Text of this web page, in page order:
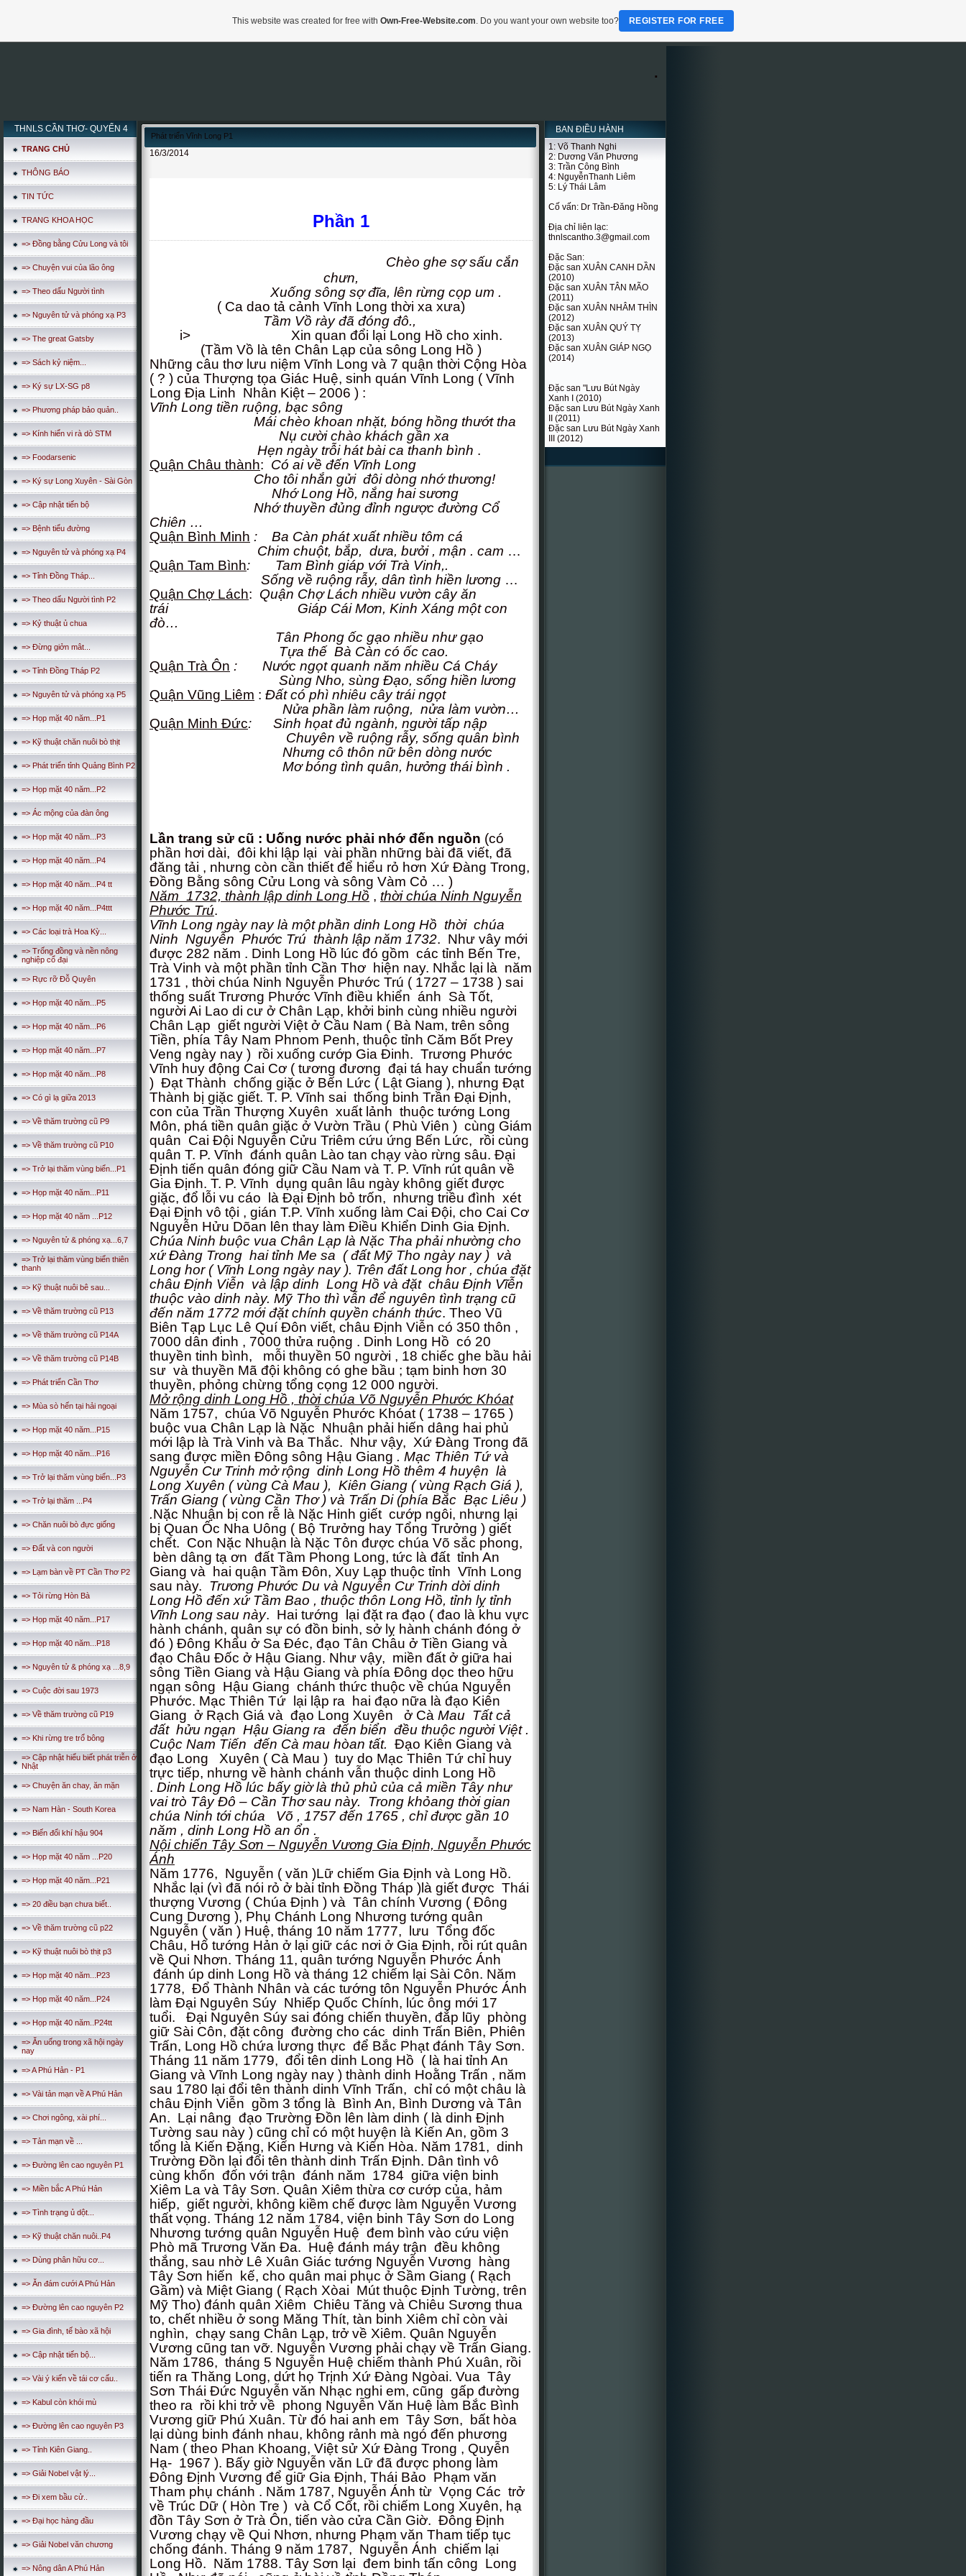
.
THNLS CẦN THƠ- QUYỂN 4
TRANG CHỦ
THÔNG BÁO
TIN TỨC
TRANG KHOA HỌC
=> Đồng bằng Cửu Long và tôi
=> Chuyện vui của lão ông
=> Theo dấu Người tình
=> Nguyên tử và phóng xạ P3
=> The great Gatsby
=> Sách kỷ niệm...
=> Ký sự LX-SG p8
=> Phương pháp bảo quản..
=> Kính hiển vi rà dò STM
=> Foodarsenic
=> Ký sự Long Xuyên - Sài Gòn
=> Cập nhật tiến bộ
=> Bệnh tiểu đường
=> Nguyên tử và phóng xạ P4
=> Tỉnh Đồng Tháp...
=> Theo dấu Người tình P2
=> Kỷ thuật ủ chua
=> Đừng giởn mât...
=> Tỉnh Đồng Tháp P2
=> Nguyên tử và phóng xạ P5
=> Họp mặt 40 năm...P1
=> Kỹ thuật chăn nuôi bò thịt
=> Phát triển tỉnh Quảng Bình P2
=> Họp mặt 40 năm...P2
=> Ác mộng của đàn ông
=> Họp mặt 40 năm...P3
=> Họp mặt 40 năm...P4
=> Họp mặt 40 năm...P4 tt
=> Họp mặt 40 năm...P4ttt
=> Các loại trà Hoa Kỳ...
=> Trống đồng và nền nông
nghiệp cổ đại
=> Rực rỡ Đỗ Quyên
=> Họp mặt 40 năm...P5
=> Họp mặt 40 năm...P6
=> Họp mặt 40 năm...P7
=> Họp mặt 40 năm...P8
=> Có gì lạ giữa 2013
=> Về thăm trường cũ P9
=> Về thăm trường cũ P10
=> Trở lại thăm vùng biển...P1
=> Họp mặt 40 năm...P11
=> Họp mặt 40 năm ...P12
=> Nguyên tử & phóng xạ...6,7
=> Trở lại thăm vùng biển thiên
thanh
=> Kỹ thuật nuôi bê sau...
=> Về thăm trường cũ P13
=> Về thăm trường cũ P14A
=> Về thăm trường cũ P14B
=> Phát triển Cần Thơ
=> Mùa sò hến tại hải ngoại
=> Họp mặt 40 năm...P15
=> Họp mặt 40 năm...P16
=> Trở lại thăm vùng biển...P3
=> Trở lại thăm ...P4
=> Chăn nuôi bò đực giống
=> Đất và con người
=> Lạm bàn về PT Cần Thơ P2
=> Tỏi rừng Hòn Bà
=> Họp mặt 40 năm...P17
=> Họp mặt 40 năm...P18
=> Nguyên tử & phóng xạ ...8,9
=> Cuộc đời sau 1973
=> Về thăm trường cũ P19
=> Khi rừng tre trổ bông
=> Cập nhật hiểu biết phát triễn ở
Nhật
=> Chuyện ăn chay, ăn mặn
=> Nam Hàn - South Korea
=> Biến đổi khí hậu 904
=> Họp mặt 40 năm ...P20
=> Họp mặt 40 năm...P21
=> 20 điều bạn chưa biết..
=> Về thăm trường cũ p22
=> Kỹ thuật nuôi bò thịt p3
=> Họp mặt 40 năm...P23
=> Họp mặt 40 năm...P24
=> Họp mặt 40 năm..P24tt
=> Ăn uống trong xã hội ngày
nay
=> A Phú Hản - P1
=> Vài tản mạn về A Phú Hản
=> Chơi ngông, xài phí...
=> Tản mạn về ...
=> Đường lên cao nguyên P1
=> Miền bắc A Phú Hản
=> Tình trạng ủ dột...
=> Kỹ thuật chăn nuôi..P4
=> Dùng phân hữu cơ...
=> Ăn đám cưới A Phú Hản
=> Đường lên cao nguyên P2
=> Gia đình, tế bào xã hội
=> Cập nhật tiến bộ...
=> Vài ý kiến về tái cơ cấu..
=> Kabul còn khói mù
=> Đường lên cao nguyên P3
=> Tỉnh Kiên Giang..
=> Giải Nobel vật lý...
=> Đi xem bầu cử..
=> Đại học hàng đầu
=> Giải Nobel văn chương
=> Nông dân A Phú Hản
Phát triển Vĩnh Long P1
16/3/2014
Phần 1
Chèo ghe sợ sấu cắn
chưn,
Xuống sông sợ đĩa, lên rừng cọp um .
( Ca dao tả cảnh Vĩnh Long thời xa xưa)
Tầm Vồ rày đã đóng đô.,
i> Xin quan đổi lại Long Hồ cho xinh.
(Tầm Vồ là tên Chân Lạp của sông Long Hồ )
Những câu thơ lưu niệm Vĩnh Long và 7 quận thời Cộng Hòa
( ? ) của Thượng tọa Giác Huệ, sinh quán Vĩnh Long ( Vĩnh
Long Địa Linh Nhân Kiệt – 2006 ) :
Vĩnh Long tiền ruộng, bạc sông
Mái chèo khoan nhặt, bóng hồng thướt tha
Nụ cười chào khách gần xa
Hẹn ngày trỗi hát bài ca thanh bình .
Quận Châu thành: Có ai về đến Vĩnh Long
Cho tôi nhắn gửi đôi dòng nhớ thương!
Nhớ Long Hồ, nắng hai sương
Nhớ thuyền đủng đỉnh ngược đường Cổ
Chiên …
Quận Bình Minh : Ba Càn phát xuất nhiều tôm cá
Chim chuột, bắp, dưa, bưởi , mận . cam …
Quận Tam Bình: Tam Bình giáp với Trà Vinh,.
Sống về ruộng rẫy, dân tình hiền lương …
Quận Chợ Lách: Quận Chợ Lách nhiều vườn cây ăn
trái Giáp Cái Mơn, Kinh Xáng một con
đò…
Tân Phong ốc gạo nhiều như gạo
Tựa thế Bà Càn có ốc cao.
Quận Trà Ôn : Nước ngọt quanh năm nhiều Cá Cháy
Sùng Nho, sùng Đạo, sống hiền lương
Quận Vũng Liêm : Đất có phì nhiêu cây trái ngọt
Nửa phần làm ruộng, nửa làm vườn…
Quận Minh Đức: Sinh họat đủ ngành, người tấp nập
Chuyên về ruộng rẫy, sống quân bình
Nhưng cô thôn nữ bên dòng nước
Mơ bóng tình quân, hưởng thái bình .
Lần trang sử cũ : Uống nước phải nhớ đến nguồn (có
phần hơi dài, đôi khi lập lại vài phần những bài đã viết, đã
đăng tải , nhưng còn cần thiết để hiểu rỏ hơn Xứ Đàng Trong,
Đồng Bằng sông Cửu Long và sông Vàm Cỏ … )
Năm 1732, thành lập dinh Long Hồ , thời chúa Ninh Nguyễn
Phước Trú.
Vĩnh Long ngày nay là một phần dinh Long Hồ thời chúa
Ninh Nguyễn Phước Trú thành lập năm 1732. Như vây mới
được 282 năm . Dinh Long Hồ lúc đó gồm các tỉnh Bến Tre,
Trà Vinh và một phần tỉnh Cần Thơ hiện nay. Nhắc lại là năm
1731 , thời chúa Ninh Nguyễn Phước Trú ( 1727 – 1738 ) sai
thống suất Trương Phước Vĩnh điều khiển ánh Sà Tốt,
người Ai Lao di cư ở Chân Lạp, khởi binh cùng nhiều người
Chân Lạp giết người Việt ở Cầu Nam ( Bà Nam, trên sông
Tiền, phía Tây Nam Phnom Penh, thuộc tỉnh Căm Bốt Prey
Veng ngày nay ) rồi xuống cướp Gia Đinh. Trương Phước
Vĩnh huy động Cai Cơ ( tương đương đại tá hay chuẩn tướng
) Đạt Thành chống giặc ở Bến Lức ( Lật Giang ), nhưng Đạt
Thành bị giặc giết. T. P. Vĩnh sai thống binh Trần Đại Định,
con của Trần Thượng Xuyên xuất lảnh thuộc tướng Long
Môn, phá tiền quân giặc ở Vườn Trầu ( Phù Viên ) cùng Giám
quân Cai Đội Nguyễn Cửu Triêm cứu ứng Bến Lức, rồi cùng
quân T. P. Vĩnh đánh quân Lào tan chạy vào rừng sâu. Đại
Định tiến quân đóng giữ Cầu Nam và T. P. Vĩnh rút quân về
Gia Định. T. P. Vĩnh dụng quân lâu ngày không giết được
giặc, đổ lỗi vu cáo là Đại Định bỏ trốn, nhưng triều đình xét
Đại Định vô tội , gián T.P. Vĩnh xuống làm Cai Đội, cho Cai Cơ
Nguyễn Hửu Dõan lên thay làm Điều Khiển Dinh Gia Định.
Chúa Ninh buộc vua Chân Lạp là Nặc Tha phải nhường cho
xứ Đàng Trong hai tỉnh Me sa ( đất Mỹ Tho ngày nay ) và
Long hor ( Vĩnh Long ngày nay ). Trên đất Long hor , chúa đặt
châu Định Viễn và lập dinh Long Hồ và đặt châu Định Vĩễn
thuộc vào dinh này. Mỹ Tho thì vẫn để nguyên tình trạng cũ
đến năm 1772 mới đặt chính quyền chánh thức. Theo Vũ
Biên Tạp Lục Lê Quí Đôn viết, châu Định Viễn có 350 thôn ,
7000 dân đinh , 7000 thửa ruộng . Dinh Long Hồ có 20
thuyền tinh bình, mỗi thuyền 50 người , 18 chiếc ghe bầu hải
sư và thuyền Mã đội không có ghe bầu ; tạm binh hơn 30
thuyền, phỏng chừng tổng cọng 12 000 người.
Mở rộng dinh Long Hồ , thời chúa Võ Nguyễn Phước Khóat
Năm 1757, chúa Võ Nguyễn Phước Khóat ( 1738 – 1765 )
buộc vua Chân Lạp là Nặc Nhuận phải hiến dâng hai phủ
mới lập là Trà Vinh và Ba Thắc. Như vậy, Xứ Đàng Trong đã
sang được miền Đông sông Hậu Giang . Mạc Thiên Tứ và
Nguyễn Cư Trinh mở rộng dinh Long Hồ thêm 4 huyện là
Long Xuyên ( vùng Cà Mau ), Kiên Giang ( vùng Rạch Giá ),
Trấn Giang ( vùng Cần Thơ ) và Trấn Di (phía Bắc Bạc Liêu )
.Nặc Nhuận bị con rễ là Nặc Hinh giết cướp ngôi, nhưng lại
bị Quan Ốc Nha Uông ( Bộ Trưởng hay Tổng Trưởng ) giết
chết. Con Nặc Nhuận là Nặc Tôn được chúa Võ sắc phong,
bèn dâng tạ ơn đất Tầm Phong Long, tức là đất tỉnh An
Giang và hai quận Tầm Đôn, Xuy Lạp thuộc tỉnh Vĩnh Long
sau này. Trương Phước Du và Nguyễn Cư Trinh dời dinh
Long Hồ đến xứ Tầm Bao , thuộc thôn Long Hồ, tỉnh lỵ tỉnh
Vĩnh Long sau này. Hai tướng lại đặt ra đạo ( đao là khu vực
hành chánh, quân sự có đồn binh, sở lỵ hành chánh đóng ở
đó ) Đông Khẩu ở Sa Đéc, đạo Tân Châu ở Tiền Giang và
đạo Châu Đốc ở Hậu Giang. Như vậy, miền đất ở giữa hai
sông Tiền Giang và Hậu Giang và phía Đông dọc theo hữu
ngạn sông Hậu Giang chánh thức thuộc về chúa Nguyễn
Phước. Mạc Thiên Tứ lại lập ra hai đạo nữa là đạo Kiên
Giang ở Rạch Giá và đạo Long Xuyên ở Cà Mau Tất cả
đất hửu ngạn Hậu Giang ra đến biển đều thuộc người Việt .
Cuộc Nam Tiến đến Cà mau hòan tất. Đạo Kiên Giang và
đạo Long Xuyên ( Cà Mau ) tuy do Mạc Thiên Tứ chỉ huy
trực tiếp, nhưng về hành chánh vẫn thuộc dinh Long Hồ
. Dinh Long Hồ lúc bấy giờ là thủ phủ của cả miền Tây như
vai trò Tây Đô – Cần Thơ sau này. Trong khỏang thời gian
chúa Ninh tới chúa Võ , 1757 đến 1765 , chỉ được gần 10
năm , dinh Long Hồ an ổn .
Nội chiến Tây Sơn – Nguyễn Vương Gia Định, Nguyễn Phước
Ánh
Năm 1776, Nguyễn ( văn )Lữ chiếm Gia Định và Long Hồ.
Nhắc lại (vì đã nói rỏ ở bài tỉnh Đồng Tháp )là giết được Thái
thượng Vương ( Chúa Định ) và Tân chính Vương ( Đông
Cung Dương ), Phụ Chánh Long Nhương tướng quân
Nguyễn ( văn ) Huệ, tháng 10 năm 1777, lưu Tổng đốc
Châu, Hổ tướng Hản ở lại giữ các nơi ở Gia Định, rồi rút quân
về Qui Nhơn. Tháng 11, quân tướng Nguyễn Phước Ánh
đánh úp dinh Long Hồ và tháng 12 chiếm lại Sài Côn. Năm
1778, Đổ Thành Nhân và các tướng tôn Nguyễn Phước Ánh
làm Đại Nguyên Súy Nhiếp Quốc Chính, lúc ông mới 17
tuổi. Đại Nguyên Súy sai đóng chiến thuyền, đắp lũy phòng
giữ Sài Côn, đặt công đường cho các dinh Trấn Biên, Phiên
Trấn, Long Hồ chứa lương thực để Bắc Phạt đánh Tây Sơn.
Tháng 11 năm 1779, đổi tên dinh Long Hồ ( là hai tỉnh An
Giang và Vĩnh Long ngày nay ) thành dinh Hoằng Trấn , năm
sau 1780 lại đổi tên thành dinh Vĩnh Trấn, chỉ có một châu là
châu Định Viễn gồm 3 tổng là Bình An, Bình Dương và Tân
An. Lại nâng đạo Trường Đồn lên làm dinh ( là dinh Định
Tường sau này ) cũng chỉ có một huyện là Kiến An, gồm 3
tổng là Kiến Đặng, Kiến Hưng và Kiến Hòa. Năm 1781, dinh
Trường Đồn lại đổi tên thành dinh Trấn Định. Dân tình vô
cùng khốn đốn với trận đánh năm 1784 giữa viện binh
Xiêm La và Tây Sơn. Quân Xiêm thừa cơ cướp của, hảm
hiếp, giết người, không kiềm chế được làm Nguyễn Vương
thất vọng. Tháng 12 năm 1784, viện binh Tây Sơn do Long
Nhương tướng quân Nguyễn Huệ đem bình vào cứu viện
Phò mã Trương Văn Đa. Huệ đánh máy trận đều không
thắng, sau nhờ Lê Xuân Giác tướng Nguyễn Vương hàng
Tây Sơn hiến kế, cho quân mai phục ở Sầm Giang ( Rạch
Gầm) và Miệt Giang ( Rạch Xòai Mút thuộc Định Tường, trên
Mỹ Tho) đánh quân Xiêm Chiêu Tăng và Chiêu Sương thua
to, chết nhiều ở song Măng Thít, tàn binh Xiêm chỉ còn vài
nghìn, chạy sang Chân Lạp, trở về Xiêm. Quân Nguyễn
Vương cũng tan vỡ. Nguyễn Vương phải chạy về Trấn Giang.
Năm 1786, tháng 5 Nguyễn Huệ chiếm thành Phú Xuân, rồi
tiến ra Thăng Long, dứt họ Trịnh Xứ Đàng Ngòai. Vua Tây
Sơn Thái Đức Nguyễn văn Nhạc nghi em, cũng gấp đường
theo ra rồi khi trở về phong Nguyễn Văn Huệ làm Bắc Bình
Vương giữ Phú Xuân. Từ đó hai anh em Tây Sơn, bất hòa
lại dùng binh đánh nhau, không rảnh mà ngó đến phương
Nam ( theo Phan Khoang, Việt sử Xứ Đàng Trong , Quyễn
Hạ- 1967 ). Bấy giờ Nguyễn văn Lữ đã được phong làm
Đông Định Vương để giữ Gia Định, Thái Bảo Phạm văn
Tham phụ chánh . Năm 1787, Nguyễn Ánh từ Vọng Các trở
về Trúc Dữ ( Hòn Tre ) và Cổ Cốt, rồi chiếm Long Xuyên, hạ
đồn Tây Sơn ở Trà Ôn, tiến vào cửa Cần Giờ. Đông Định
Vương chạy về Qui Nhơn, nhưng Phạm văn Tham tiếp tục
chống đánh. Tháng 9 năm 1787, Nguyễn Ánh chiếm lại
Long Hồ. Năm 1788. Tây Sơn lại đem binh tấn công Long
BAN ĐIỀU HÀNH
1: Võ Thanh Nghi
2: Dương Văn Phương
3: Trần Công Bình
4: NguyễnThanh Liêm
5: Lý Thái Lâm
Cố vấn: Dr Trần-Đăng Hồng
Địa chỉ liên lạc:
thnlscantho.3@gmail.com
Đặc San:
Đặc san XUÂN CANH DẦN
(2010)
Đặc san XUÂN TÂN MÃO
(2011)
Đặc san XUÂN NHÂM THÌN
(2012)
Đặc san XUÂN QUÝ TỴ
(2013)
Đặc san XUÂN GIÁP NGỌ
(2014)
Đặc san "Lưu Bút Ngày
Xanh I (2010)
Đặc san Lưu Bút Ngày Xanh
II (2011)
Đặc san Lưu Bút Ngày Xanh
III (2012)
This website was created for free with Own-Free-Website.com. Do you want your own website too? REGISTER FOR FREE